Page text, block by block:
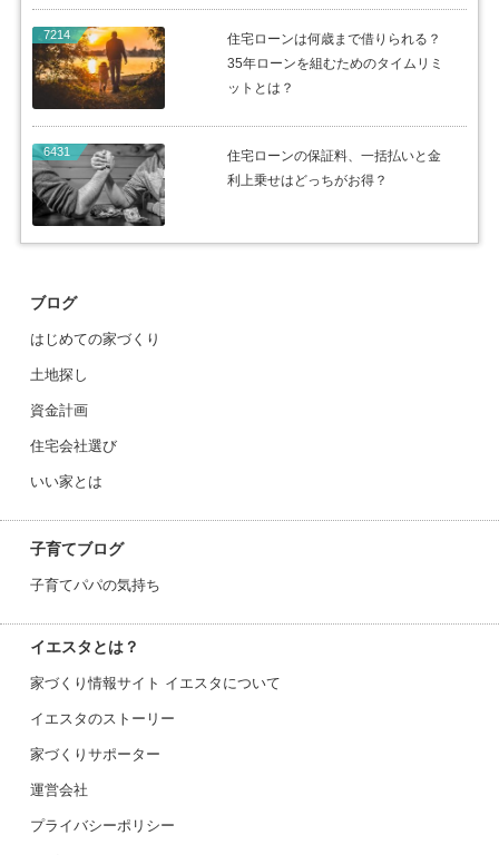
7214
住宅ローンは何歳まで借りられる？
35年ローンを組むためのタイムリミ
ットとは？
6431
住宅ローンの保証料、一括払いと金
利上乗せはどっちがお得？
ブログ
はじめての家づくり
土地探し
資金計画
住宅会社選び
いい家とは
子育てブログ
子育てパパの気持ち
イエスタとは？
家づくり情報サイト イエスタについて
イエスタのストーリー
家づくりサポーター
運営会社
プライバシーポリシー